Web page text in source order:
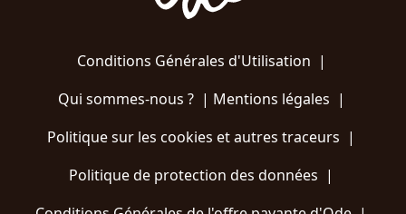
Conditions Générales d'Utilisation |
Qui sommes-nous ?| Mentions légales |
Politique sur les cookies et autres traceurs |
Politique de protection des données |